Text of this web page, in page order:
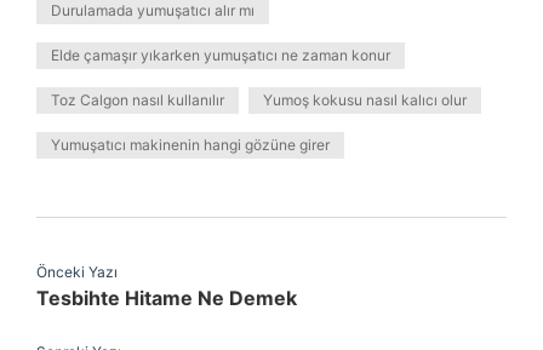
Durulamada yumuşatıcı alır mı
Elde çamaşır yıkarken yumuşatıcı ne zaman konur
Toz Calgon nasıl kullanılır Yumoş kokusu nasıl kalıcı olur
Yumuşatıcı makinenin hangi gözüne girer
Önceki Yazı
Tesbihte Hitame Ne Demek